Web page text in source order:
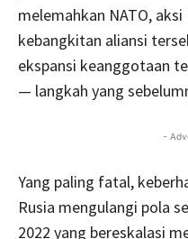
melemahkan NATO,
kebangkitan aliansi
ekspansi keanggotaan
— langkah yang
-
Yang paling fatal,
Rusia mengulangi pola
2022 yang bereskalasi